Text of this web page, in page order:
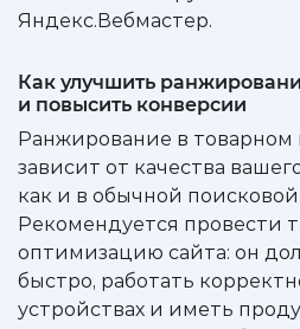
Яндекс.Вебмастер.
Как улучшить
и повысить конверсии
Ранжирование в товарном
зависит от качества
как и в обычной
Рекомендуется провести
оптимизацию сайта: он
быстро, работать
устройствах и иметь